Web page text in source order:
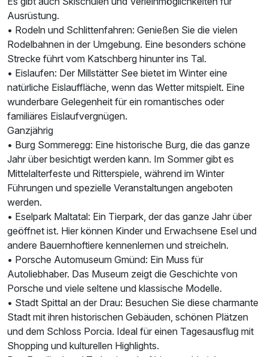
Ausrüstung.
• Rodeln und Schlittenfahren: Genießen Sie die vielen
Rodelbahnen in der Umgebung. Eine besonders schöne
Strecke führt vom Katschberg hinunter ins Tal.
• Eislaufen: Der Millstätter See bietet im Winter eine
natürliche Eislauffläche, wenn das Wetter mitspielt. Eine
wunderbare Gelegenheit für ein romantisches oder
familiäres Eislaufvergnügen.
Ganzjährig
• Burg Sommeregg: Eine historische Burg, die das ganze
Jahr über besichtigt werden kann. Im Sommer gibt es
Mittelalterfeste und Ritterspiele, während im Winter
Führungen und spezielle Veranstaltungen angeboten
werden.
• Eselpark Maltatal: Ein Tierpark, der das ganze Jahr über
geöffnet ist. Hier können Kinder und Erwachsene Esel und
andere Bauernhoftiere kennenlernen und streicheln.
• Porsche Automuseum Gmünd: Ein Muss für
Autoliebhaber. Das Museum zeigt die Geschichte von
Porsche und viele seltene und klassische Modelle.
• Stadt Spittal an der Drau: Besuchen Sie diese charmante
Stadt mit ihren historischen Gebäuden, schönen Plätzen
und dem Schloss Porcia. Ideal für einen Tagesausflug mit
Shopping und kulturellen Highlights.